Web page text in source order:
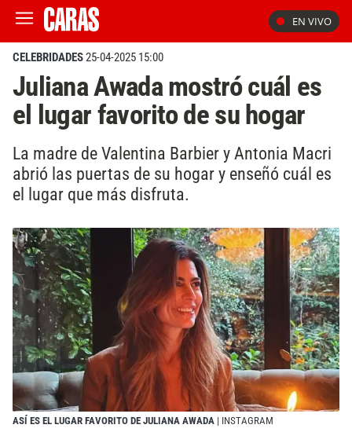
EN VIVO
CELEBRIDADES25-04-2025 15:00
Juliana Awada mostró cuál es
el lugar favorito de su hogar
La madre de Valentina Barbier y Antonia Macri
abrió las puertas de su hogar y enseñó cuál es
el lugar que más disfruta.
ASÍ ES EL LUGAR FAVORITO DE JULIANA AWADA | INSTAGRAM